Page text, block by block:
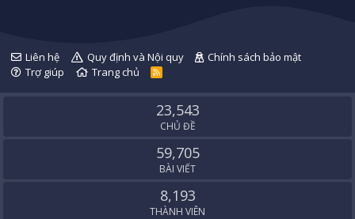
Liên hệ Quy định và Nội quy
Chính sách bảo mật
Trợ giúp
Trang chủ
R
S
23,543
CHỦ ĐỀ
59,705
BÀI VIẾT
8,193
THÀNH VIÊN